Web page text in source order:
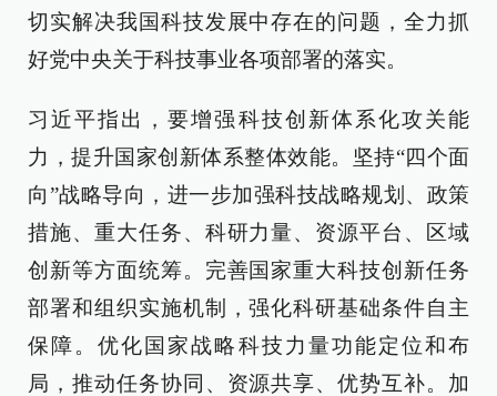
切实解决我国科技发展中存在的问题，全力抓
好党中央关于科技事业各项部署的落实。
习近平指出，要增强科技创新体系化攻关能
力，提升国家创新体系整体效能。坚持“四个面
向”战略导向，进一步加强科技战略规划、政策
措施、重大任务、科研力量、资源平台、区域
创新等方面统筹。完善国家重大科技创新任务
部署和组织实施机制，强化科研基础条件自主
保障。优化国家战略科技力量功能定位和布
局，推动任务协同、资源共享、优势互补。加